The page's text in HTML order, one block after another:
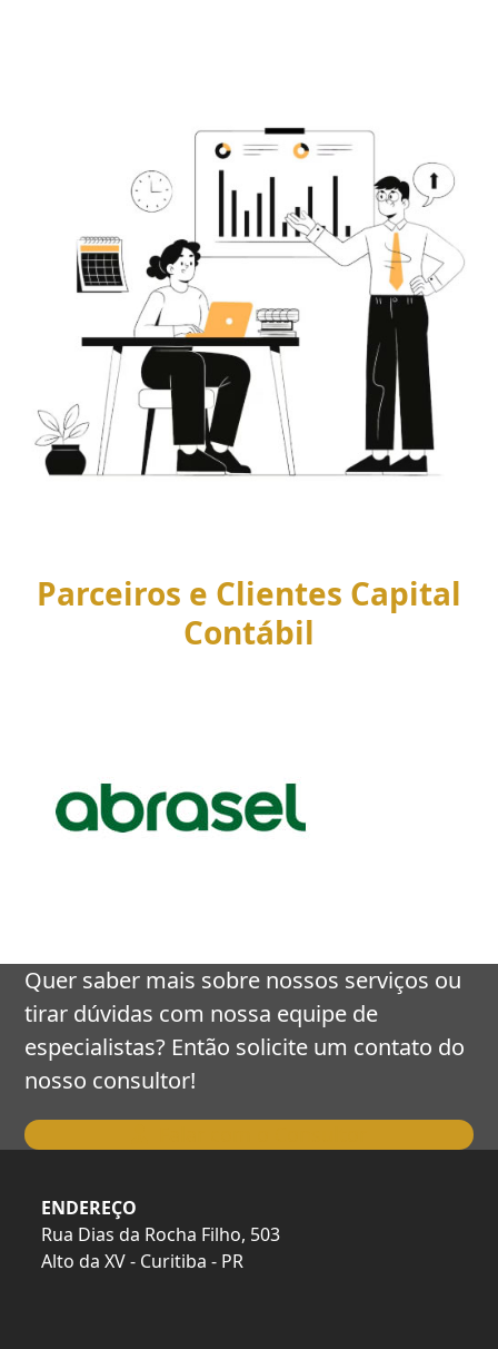
Parceiros e Clientes Capital
Contábil
right
carousel
navigation
buttons
Quer saber mais sobre nossos serviços ou
tirar dúvidas com nossa equipe de
especialistas? Então solicite um contato do
nosso consultor!
ENDEREÇO
Rua Dias da Rocha Filho, 503
Alto da XV - Curitiba - PR